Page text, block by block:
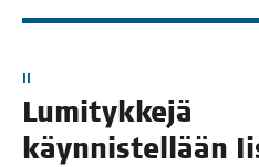
II
Lumi­tyk­ke­jä
käyn­nis­tel­lään